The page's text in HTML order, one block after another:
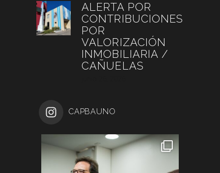
ALERTA POR
CONTRIBUCIONES
POR
VALORIZACIÓN
INMOBILIARIA /
CAÑUELAS
CAPBAUNO